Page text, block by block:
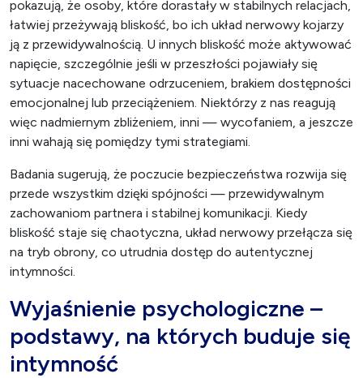
pokazują, że osoby, które dorastały w stabilnych relacjach,
łatwiej przeżywają bliskość, bo ich układ nerwowy kojarzy
ją z przewidywalnością. U innych bliskość może aktywować
napięcie, szczególnie jeśli w przeszłości pojawiały się
sytuacje nacechowane odrzuceniem, brakiem dostępności
emocjonalnej lub przeciążeniem. Niektórzy z nas reagują
więc nadmiernym zbliżeniem, inni — wycofaniem, a jeszcze
inni wahają się pomiędzy tymi strategiami.
Badania sugerują, że poczucie bezpieczeństwa rozwija się
przede wszystkim dzięki spójności — przewidywalnym
zachowaniom partnera i stabilnej komunikacji. Kiedy
bliskość staje się chaotyczna, układ nerwowy przełącza się
na tryb obrony, co utrudnia dostęp do autentycznej
intymności.
Wyjaśnienie psychologiczne –
podstawy, na których buduje się
intymność